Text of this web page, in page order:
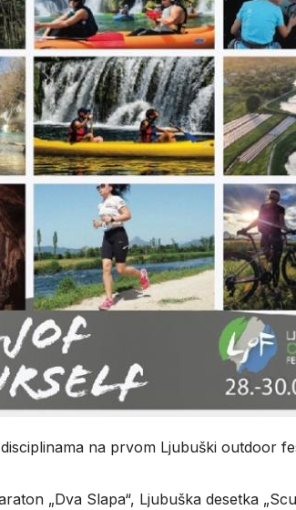
na prvom Ljubuški outdoor
„Dva Slapa“, Ljubuška desetka